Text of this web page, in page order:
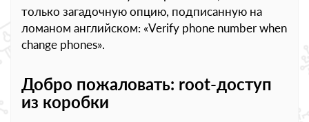
только загадочную опцию, подписанную на
ломаном английском: «Verify phone number when
change phones».
Добро пожаловать: root-доступ
из коробки